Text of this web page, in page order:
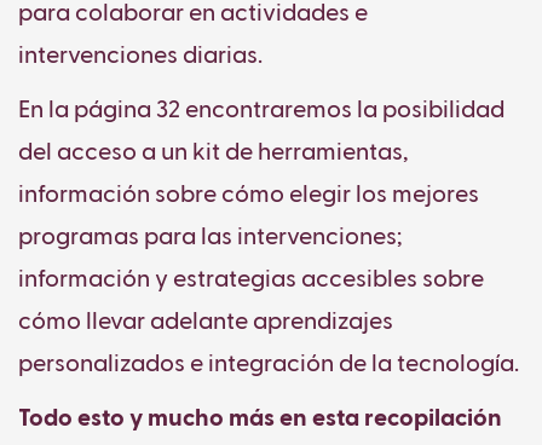
para colaborar en actividades e
intervenciones diarias.
En la página 32 encontraremos la posibilidad
del acceso a un kit de herramientas,
información sobre cómo elegir los mejores
programas para las intervenciones;
información y estrategias accesibles sobre
cómo llevar adelante aprendizajes
personalizados e integración de la tecnología.
Todo esto y mucho más en esta recopilación